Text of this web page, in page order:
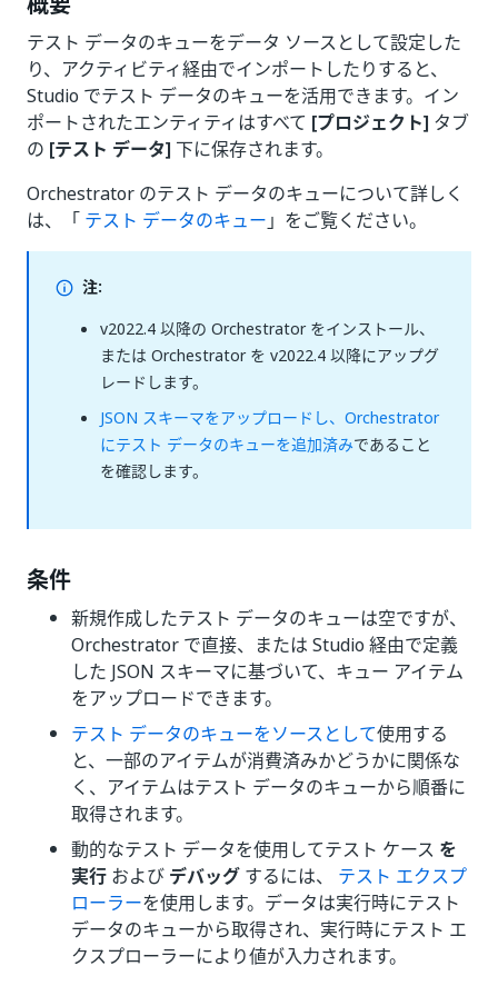
テスト データのキューをデータ ソースとして設定した
り、アクティビティ経由でインポートしたりすると、
Studio でテスト データのキューを活用できます。イン
ポートされたエンティティはすべて [プロジェクト] タブ
の [テスト データ] 下に保存されます。
Orchestrator のテスト データのキューについて詳しく
は、「 テスト データのキュー 」をご覧ください。
注:
v2022.4 以降の Orchestrator をインストール、
または Orchestrator を v2022.4 以降にアップグ
レードします。
JSON スキーマをアップロードし、Orchestrator
にテスト データのキューを追加済みであること
を確認します。
条件
新規作成したテスト データのキューは空ですが、
Orchestrator で直接、または Studio 経由で定義
した JSON スキーマに基づいて、キュー アイテム
をアップロードできます。
テスト データのキューをソースとして使用する
と、一部のアイテムが消費済みかどうかに関係な
く、アイテムはテスト データのキューから順番に
取得されます。
動的なテスト データを使用してテスト ケース を
実行 および デバッグ するには、 テスト エクスプ
ローラーを使用します。データは実行時にテスト
データのキューから取得され、実行時にテスト エ
クスプローラーにより値が入力されます。